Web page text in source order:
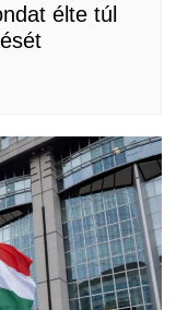
élte túl